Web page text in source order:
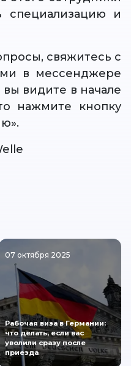
специализацию и
свяжитесь с
в мессенджере
видите в начале
нажмите кнопку
07 октября 2025
Рабочая виза в Германии:
что делать, если вас
уволили сразу после
приезда